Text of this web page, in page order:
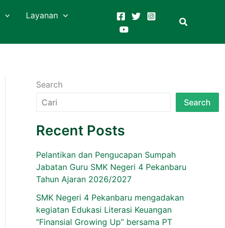
Layanan
Search
Search
Recent Posts
Pelantikan dan Pengucapan Sumpah
Jabatan Guru SMK Negeri 4 Pekanbaru
Tahun Ajaran 2026/2027
SMK Negeri 4 Pekanbaru mengadakan
kegiatan Edukasi Literasi Keuangan
“Finansial Growing Up” bersama PT